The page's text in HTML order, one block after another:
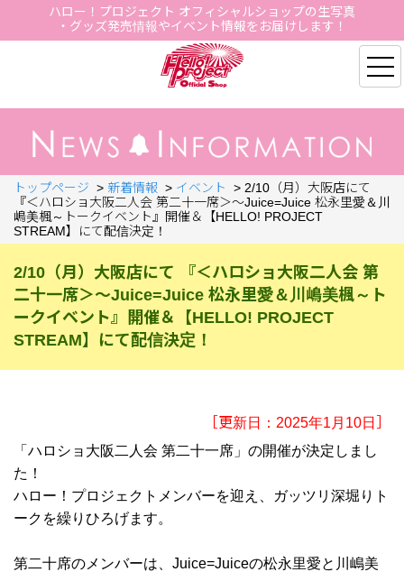
ハロー！プロジェクト オフィシャルショップの生写真
・グッズ発売情報やイベント情報をお届けします！
Hello Project Official
トップページ > 新着情報 > イベント > 2/10（月）大阪店にて
『＜ハロショ大阪二人会 第二十一席＞～Juice=Juice 松永里愛＆川
嶋美楓～トークイベント』開催＆【HELLO! PROJECT
STREAM】にて配信決定！
2/10（月）大阪店にて 『＜ハロショ大阪二人会 第
二十一席＞～Juice=Juice 松永里愛＆川嶋美楓～ト
ークイベント』開催＆【HELLO! PROJECT
STREAM】にて配信決定！
［更新日：2025年1月10日］
「ハロショ大阪二人会 第二十一席」の開催が決定しまし
た！
ハロー！プロジェクトメンバーを迎え、ガッツリ深堀りト
ークを繰りひろげます。
第二十席のメンバーは、Juice=Juiceの松永里愛と川嶋美